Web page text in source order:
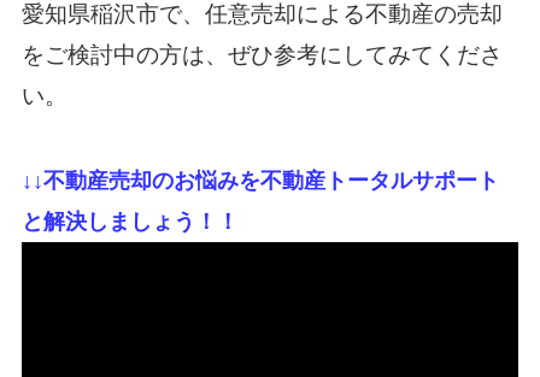
愛知県稲沢市で、任意売却による不動産の売却
をご検討中の方は、ぜひ参考にしてみてくださ
い。
↓ ↓不動産売却のお悩みを不動産トータルサポート
と解決しましょう！！